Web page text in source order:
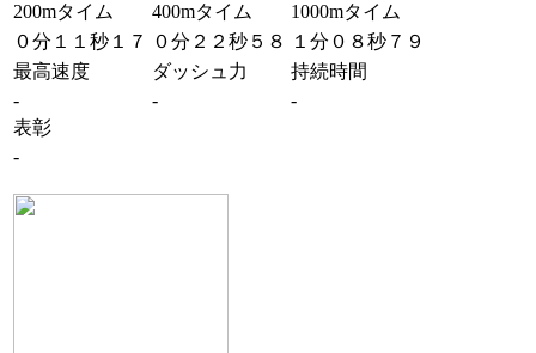
200mタイム
400mタイム
1000mタイム
０分１１秒１７
０分２２秒５８
１分０８秒７９
最高速度
ダッシュ力
持続時間
-
-
-
表彰
-